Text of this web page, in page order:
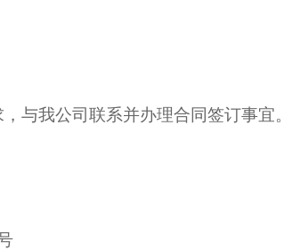
与我公司联系并办理合同签订事宜。